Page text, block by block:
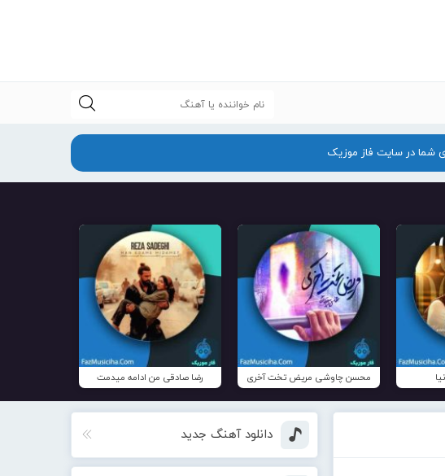
شما در سایت فاز موزیک
محسن چاوشی مریض تخت آخری رضا صادقی من ادامه میدمت
دانلود آهنگ جدید